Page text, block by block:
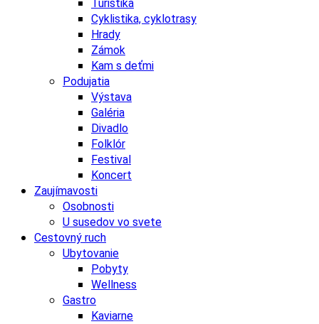
Turistika
Cyklistika, cyklotrasy
Hrady
Zámok
Kam s deťmi
Podujatia
Výstava
Galéria
Divadlo
Folklór
Festival
Koncert
Zaujímavosti
Osobnosti
U susedov vo svete
Cestovný ruch
Ubytovanie
Pobyty
Wellness
Gastro
Kaviarne